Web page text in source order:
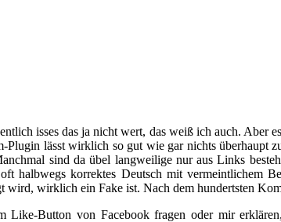
isses das ja nicht wert, das weiß ich auch.
lässt wirklich so gut wie gar nichts überhaupt
sind da übel langweilige nur aus Links
halbwegs korrektes Deutsch mit vermeintlichem
wirklich ein Fake ist. Nach dem hundertsten
Like-Button von Facebook fragen oder mir